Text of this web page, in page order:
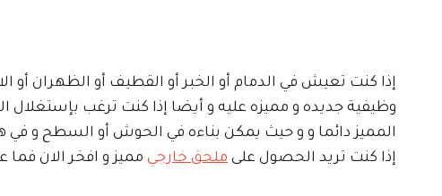
إذا كنت تعيش في الدمام أو الخبر أو القطيف أو الظهران أو
وظيفية جديده و مميزه عليه و أيضا إذا كنت ترغب
المميز دائما و و حيث يمكن بناءه في الحوش أو السطح و
إذا كنت تريد الحصول على ملحق خارجي مميز و افخر الان فما